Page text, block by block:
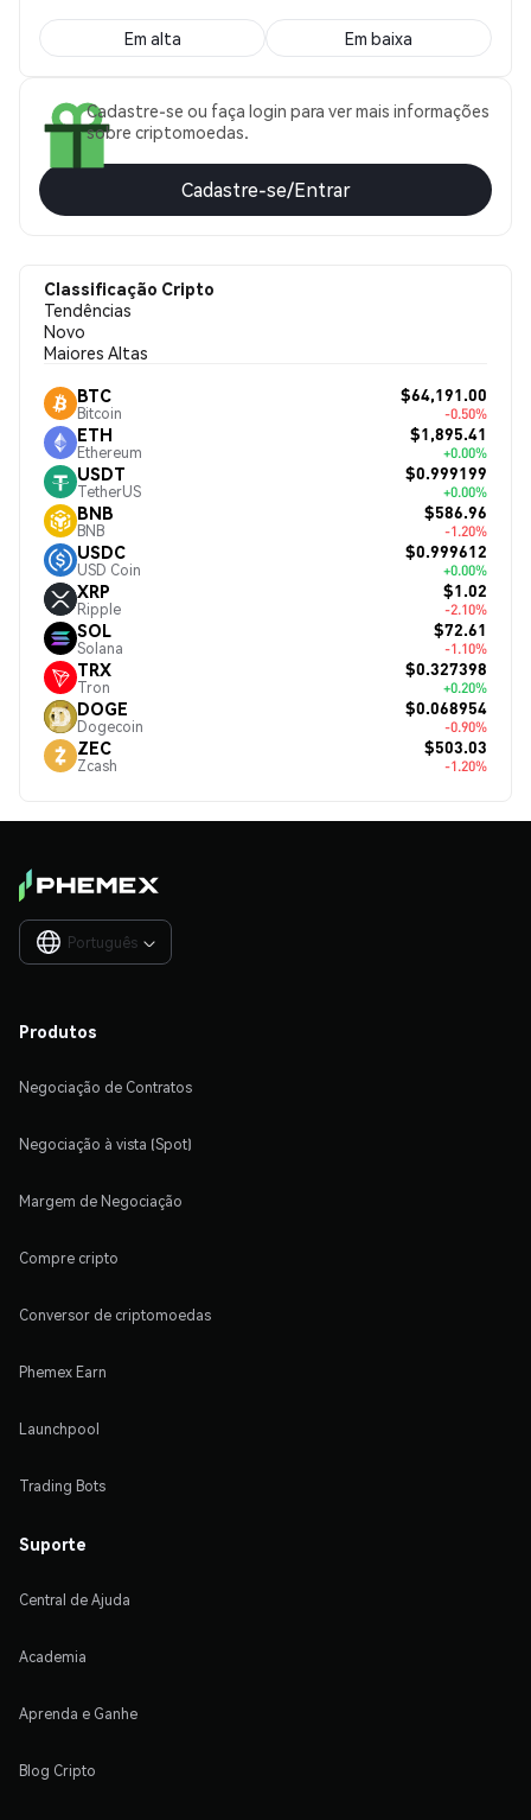
Em alta Em baixa
Cadastre-se ou faça login para ver mais informações
sobre criptomoedas.
Cadastre-se/Entrar
Classificação Cripto
Tendências
Novo
Maiores Altas
BTC
Bitcoin
$64,191.00
-0.50%
ETH
Ethereum
$1,895.41
+0.00%
USDT
TetherUS
$0.999199
+0.00%
BNB
BNB
$586.96
-1.20%
USDC
USD Coin
$0.999612
+0.00%
XRP
Ripple
$1.02
-2.10%
SOL
Solana
$72.61
-1.10%
TRX
Tron
$0.327398
+0.20%
DOGE
Dogecoin
$0.068954
-0.90%
ZEC
Zcash
$503.03
-1.20%
Português 
Produtos
Negociação de Contratos
Negociação à vista (Spot)
Margem de Negociação
Compre cripto
Conversor de criptomoedas
Phemex Earn
Launchpool
Trading Bots
Suporte
Central de Ajuda
Academia
Aprenda e Ganhe
Blog Cripto